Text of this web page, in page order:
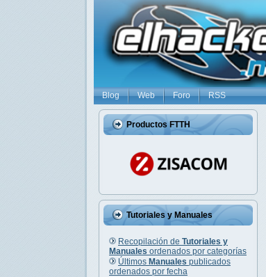
Blog Web Foro RSS
Productos FTTH
Tutoriales y Manuales
Recopilación de Tutoriales y
Manuales ordenados por categorías
Últimos Manuales publicados
ordenados por fecha